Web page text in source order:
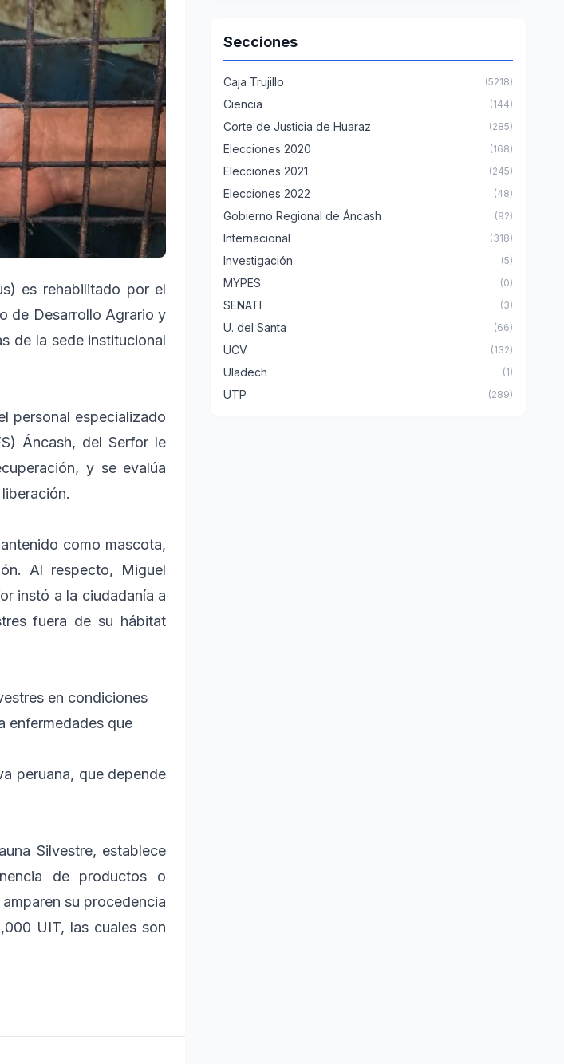
es rehabilitado por el
de Desarrollo Agrario y
de la sede institucional
personal especializado
Áncash, del Serfor le
y se evalúa
como mascota,
Al respecto, Miguel
instó a la ciudadanía a
fuera de su hábitat
en condiciones
enfermedades que
peruana, que depende
Silvestre, establece
de productos o
su procedencia
UIT, las cuales son
Secciones
Caja Trujillo (5218)
Ciencia (144)
Corte de Justicia de Huaraz (285)
Elecciones 2020 (168)
Elecciones 2021 (245)
Elecciones 2022 (48)
Gobierno Regional de Áncash (92)
Internacional (318)
Investigación (5)
MYPES (0)
SENATI (3)
U. del Santa (66)
UCV (132)
Uladech (1)
UTP (289)